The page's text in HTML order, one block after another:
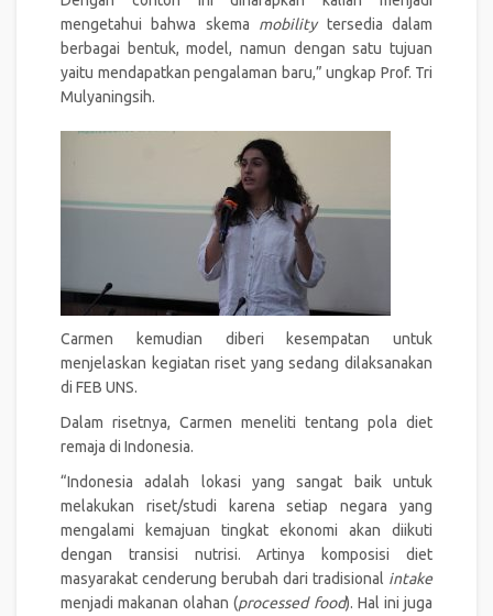
mengetahui bahwa skema mobilitytersedia dalam
berbagai bentuk, model, namun dengan satu tujuan
yaitu mendapatkan pengalaman baru,” ungkap Prof. Tri
Mulyaningsih.
Carmen kemudian diberi kesempatan untuk
menjelaskan kegiatan riset yang sedang dilaksanakan
di FEB UNS.
Dalam risetnya, Carmen meneliti tentang pola diet
remaja di Indonesia.
“Indonesia adalah lokasi yang sangat baik untuk
melakukan riset/studi karena setiap negara yang
mengalami kemajuan tingkat ekonomi akan diikuti
dengan transisi nutrisi. Artinya komposisi diet
masyarakat cenderung berubah dari tradisional intake
menjadi makanan olahan (processed food). Hal ini juga